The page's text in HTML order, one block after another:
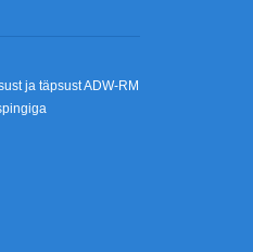
ja täpsust ADW-RM